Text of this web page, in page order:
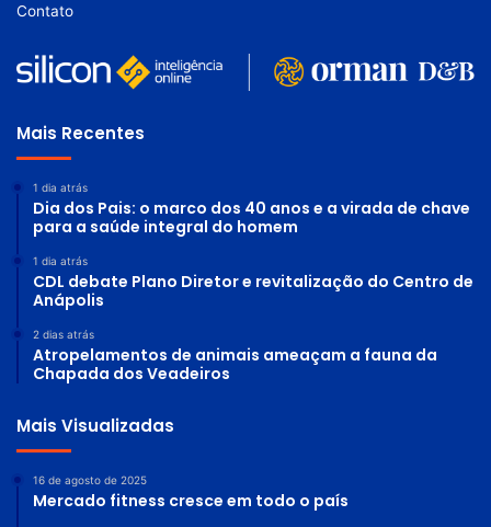
Contato
Mais Recentes
1 dia atrás
Dia dos Pais: o marco dos 40 anos e a virada de chave
para a saúde integral do homem
1 dia atrás
CDL debate Plano Diretor e revitalização do Centro de
Anápolis
2 dias atrás
Atropelamentos de animais ameaçam a fauna da
Chapada dos Veadeiros
Mais Visualizadas
16 de agosto de 2025
Mercado fitness cresce em todo o país